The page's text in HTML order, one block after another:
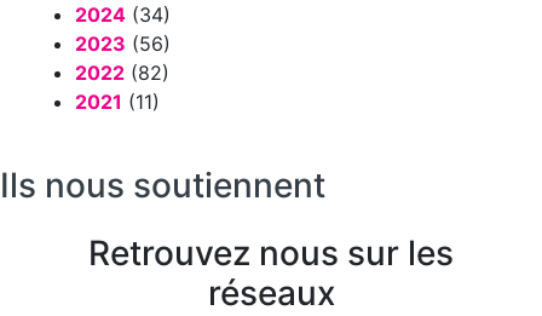
2024 (34)
2023 (56)
2022 (82)
2021 (11)
Ils nous soutiennent
Retrouvez nous sur les
réseaux